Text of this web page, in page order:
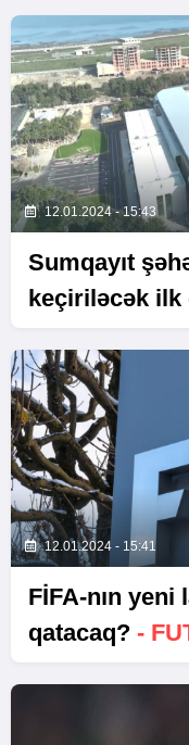
12.01.2024 - 15:43
Sumqayıt
keçiriləcək ilk
12.01.2024 - 15:41
FİFA-nın
qatacaq? -